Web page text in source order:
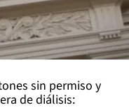
sin permiso y
de diálisis: